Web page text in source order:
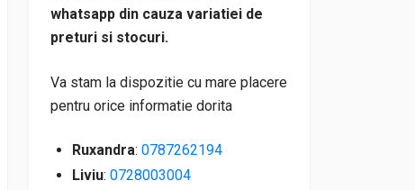
whatsapp din cauza variatiei de
preturi si stocuri.
Va stam la dispozitie cu mare placere
pentru orice informatie dorita
Ruxandra: 0787262194
Liviu: 0728003004